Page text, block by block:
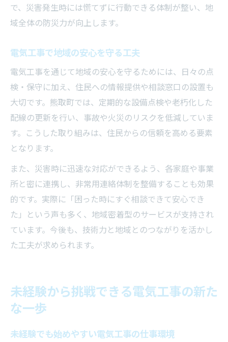
で、災害発生時には慌てずに行動できる体制が整い、地
域全体の防災力が向上します。
電気工事で地域の安心を守る工夫
電気工事を通じて地域の安心を守るためには、日々の点
検・保守に加え、住民への情報提供や相談窓口の設置も
大切です。熊取町では、定期的な設備点検や老朽化した
配線の更新を行い、事故や火災のリスクを低減していま
す。こうした取り組みは、住民からの信頼を高める要素
となります。
また、災害時に迅速な対応ができるよう、各家庭や事業
所と密に連携し、非常用連絡体制を整備することも効果
的です。実際に「困った時にすぐ相談できて安心でき
た」という声も多く、地域密着型のサービスが支持され
ています。今後も、技術力と地域とのつながりを活かし
た工夫が求められます。
未経験から挑戦できる電気工事の新た
な一歩
未経験でも始めやすい電気工事の仕事環境